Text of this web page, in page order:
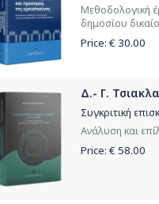
Μεθοδολογική
δημοσίου
Price: € 30.00
Δ.- Γ.
Συγκριτική
Ανάλυση και
Price: € 58.00